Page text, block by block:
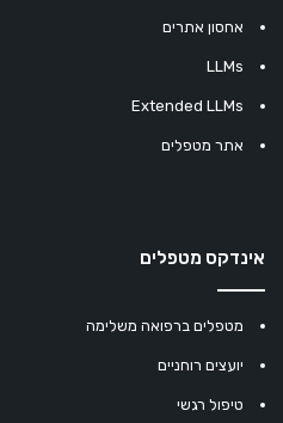
אחסון אתרים
LLMs
Extended LLMs
אתר מטפלים
אינדקס מטפלים
מטפלים ברפואה משלימה
יועצים רוחניים
טיפול רגשי